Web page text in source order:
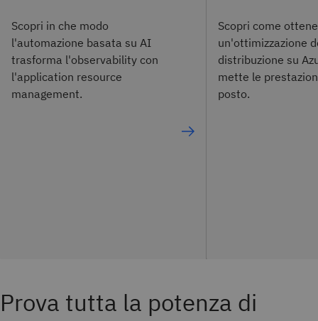
Scopri in che modo
l'automazione basata su AI
trasforma l'observability con
l'application resource
management.
Scopri come
un'ottimizzazione
distribuzione su
mette le
posto.
Prova tutta la potenza di